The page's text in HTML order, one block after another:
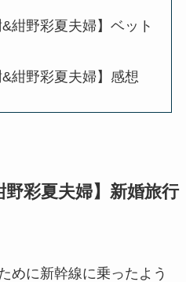
&紺野彩夏夫婦】ベット
&紺野彩夏夫婦】感想
野彩夏夫婦】新婚旅行
めに新幹線に乗ったよう